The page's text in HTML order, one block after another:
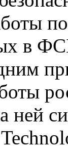
в
ней